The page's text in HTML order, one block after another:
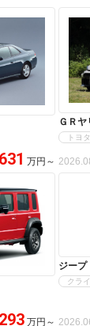
631 万円 ～
ＧＲヤ
トヨタ
293 万円 ～
ジープ
クラ